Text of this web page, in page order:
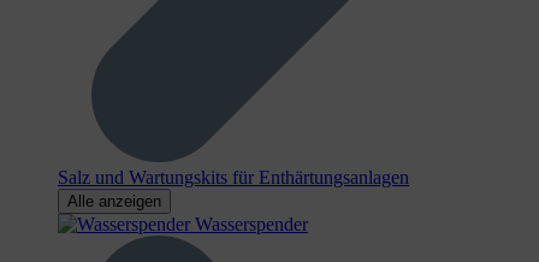
Salz und Wartungskits für Enthärtungsanlagen
Alle anzeigen
Wasserspender